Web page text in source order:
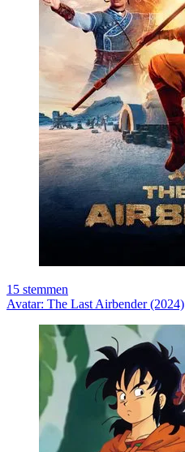
15 stemmen
Avatar: The Last Airbender (2024)